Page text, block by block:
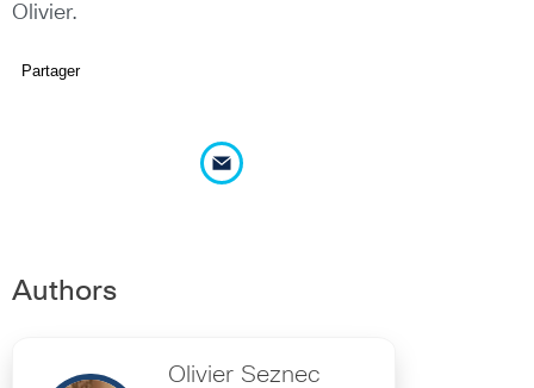
Olivier.
Partager
Authors
Olivier Seznec